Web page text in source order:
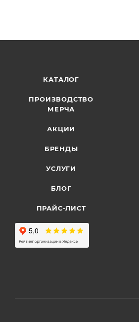
КАТАЛОГ
ПРОИЗВОДСТВО
МЕРЧА
АКЦИИ
БРЕНДЫ
УСЛУГИ
БЛОГ
ПРАЙС-ЛИСТ